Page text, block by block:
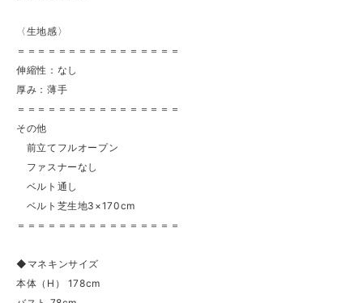
〈生地感〉
＝＝＝＝＝＝＝＝＝＝＝＝＝＝＝＝
伸縮性：なし
厚み：薄手
＝＝＝＝＝＝＝＝＝＝＝＝＝＝＝＝
その他
前立てフルオープン
ファスナーなし
ベルト通し
ベルト芝生地3×170cm
＝＝＝＝＝＝＝＝＝＝＝＝＝＝＝＝
◆マネキンサイズ
本体（H） 178cm